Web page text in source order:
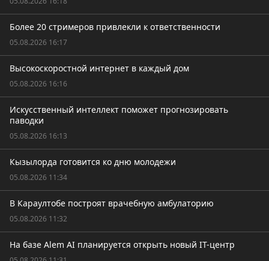
Более 20 стримеров привлекли к ответственности
05.08.2026 16:17
Высокоскоростной интернет в каждый дом
05.08.2026 16:16
Искусственный интеллект поможет прогнозировать
паводки
05.08.2026 16:13
Кызылорда готовится ко дню молодежи
05.08.2026 11:34
В Караултобе построят врачебную амбулаторию
05.08.2026 11:32
На базе Alem AI планируется открыть новый IT-центр